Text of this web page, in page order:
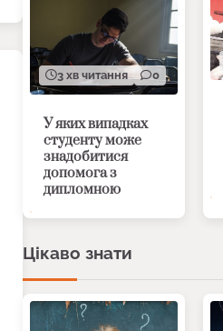
3 хв читання 0
У яких випадках
студенту може
знадобитися
допомога з
дипломною
Цікаво знати